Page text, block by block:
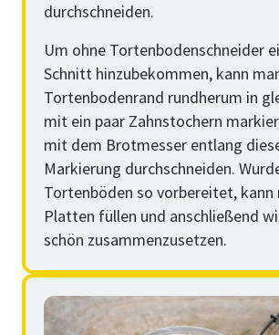
durchschneiden.
Um ohne Tortenbodenschneider
Schnitt hinzubekommen, kann
Tortenbodenrand rundherum in
mit ein paar Zahnstochern
mit dem Brotmesser entlang
Markierung durchschneiden.
Tortenböden so vorbereitet, kann
Platten füllen und anschließend
schön zusammenzusetzen.